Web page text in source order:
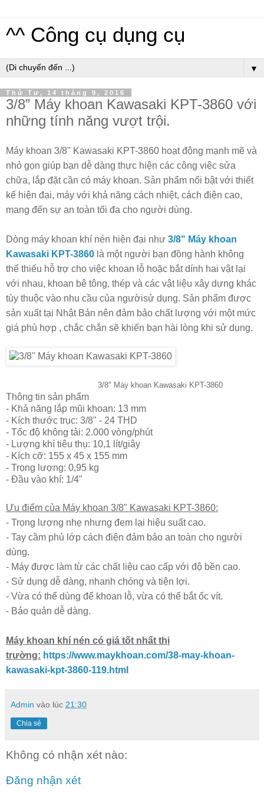
^^ Công cụ dụng cụ
▼
Thứ Tư, 14 tháng 9, 2016
3/8” Máy khoan Kawasaki KPT-3860 với
những tính năng vượt trội.
Máy khoan 3/8" Kawasaki KPT-3860 hoạt động mạnh mẽ và
nhỏ gọn giúp bạn dễ dàng thực hiện các công việc sửa
chữa, lắp đặt cần có máy khoan. Sản phẩm nổi bật với thiết
kế hiện đại, máy với khả năng cách nhiệt, cách điện cao,
mang đến sự an toàn tối đa cho người dùng.
Dòng máy khoan khí nén hiện đại như 3/8" Máy khoan
Kawasaki KPT-3860 là một người bạn đồng hành không
thể thiếu hỗ trợ cho việc khoan lỗ hoặc bắt dính hai vật lại
với nhau, khoan bê tông, thép và các vật liệu xây dựng khác
tùy thuộc vào nhu cầu của ngườisử dụng. Sản phẩm được
sản xuất tại Nhật Bản nên đảm bảo chất lượng với một mức
giá phù hợp , chắc chắn sẽ khiến bạn hài lòng khi sử dụng.
3/8" Máy khoan Kawasaki KPT-3860
Thông tin sản phẩm
- Khả năng lắp mũi khoan: 13 mm
- Kích thước trục: 3/8" - 24 THD
- Tốc độ không tải: 2.000 vòng/phút
- Lượng khí tiêu thụ: 10,1 lít/giây
- Kích cỡ: 155 x 45 x 155 mm
- Trọng lượng: 0,95 kg
- Đầu vào khí: 1/4"
Ưu điểm của Máy khoan 3/8" Kawasaki KPT-3860:
- Trọng lượng nhẹ nhưng đem lại hiệu suất cao.
- Tay cầm phủ lớp cách điện đảm bảo an toàn cho người
dùng.
- Máy được làm từ các chất liệu cao cấp với độ bền cao.
- Sử dụng dễ dàng, nhanh chóng và tiện lợi.
- Vừa có thể dùng để khoan lỗ, vừa có thể bắt ốc vít.
- Bảo quản dễ dàng.
Máy khoan khí nén có giá tốt nhất thị
trường: https://www.maykhoan.com/38-may-khoan-
kawasaki-kpt-3860-119.html
Admin vào lúc 21:30
Chia sẻ
Không có nhận xét nào:
Đăng nhận xét